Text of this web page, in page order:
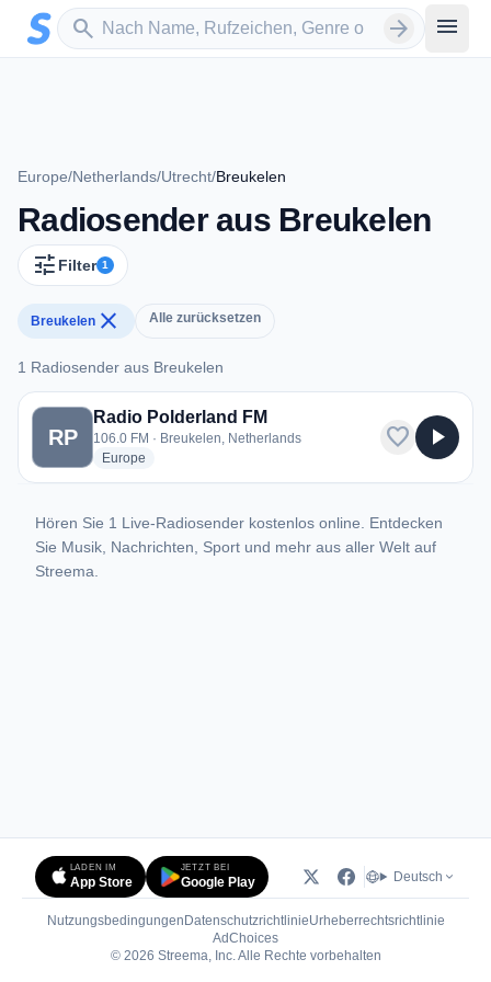
Zum Hauptinhalt springen
search
Sender suchen arrow_forward menu
Europe/Netherlands/Utrecht/Breukelen
Radiosender aus Breukelen
tune Filter 1
Breukelen close Alle zurücksetzen
1 Radiosender aus Breukelen
1 Radiosender aus Breukelen
RP
Radio Polderland FM
106.0 FM · Breukelen, Netherlands
Europe
favorite play_arrow
Hören Sie 1 Live-Radiosender kostenlos online. Entdecken
Sie Musik, Nachrichten, Sport und mehr aus aller Welt auf
Streema.
LADEN IM
App Store
JETZT BEI
Google Play Deutsch
Nutzungsbedingungen DatenschutzrichtlinieUrheberrechtsrichtlinie
AdChoices(öffnet in neuem Tab)
© 2026 Streema, Inc. Alle Rechte vorbehalten